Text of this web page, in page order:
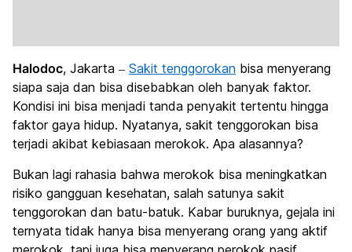
Halodoc, Jakarta – Sakit tenggorokan bisa menyerang
siapa saja dan bisa disebabkan oleh banyak faktor.
Kondisi ini bisa menjadi tanda penyakit tertentu hingga
faktor gaya hidup. Nyatanya, sakit tenggorokan bisa
terjadi akibat kebiasaan merokok. Apa alasannya?
Bukan lagi rahasia bahwa merokok bisa meningkatkan
risiko gangguan kesehatan, salah satunya sakit
tenggorokan dan batu-batuk. Kabar buruknya, gejala ini
ternyata tidak hanya bisa menyerang orang yang aktif